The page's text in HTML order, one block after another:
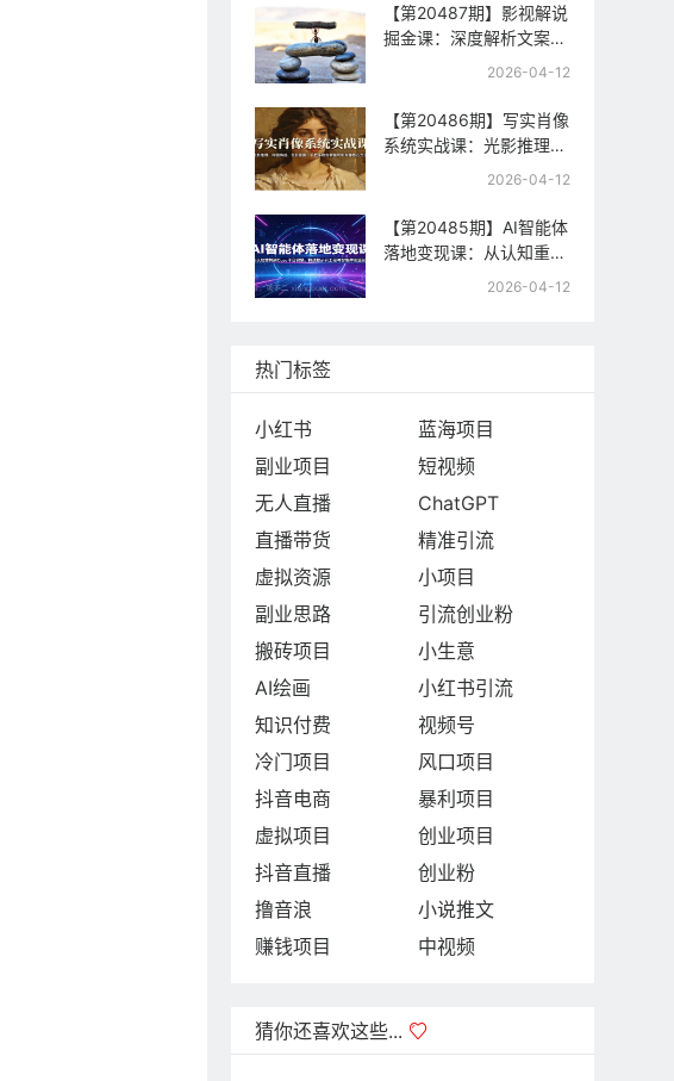
【第20487期】影视解说
掘金课：深度解析文案逻
辑、槽点设计与推流机
2026-04-12
【第20486期】写实肖像
系统实战课：光影推理、
构图构成、色彩置换，手
心方法
2026-04-12
【第20485期】AI智能体
落地变现课：从认知重构
到Coze平台实操，精通
2026-04-12
热门标签
小红书
蓝海项目
副业项目
短视频
无人直播
ChatGPT
直播带货
精准引流
虚拟资源
小项目
副业思路
引流创业粉
搬砖项目
小生意
AI绘画
小红书引流
知识付费
视频号
冷门项目
风口项目
抖音电商
暴利项目
虚拟项目
创业项目
抖音直播
创业粉
撸音浪
小说推文
赚钱项目
中视频
猜你还喜欢这些... 